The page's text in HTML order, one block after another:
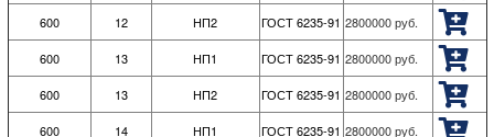
600 12 НП2 ГОСТ 6235-91 2800000руб.
600 13 НП1 ГОСТ 6235-91 2800000руб.
600 13 НП2 ГОСТ 6235-91 2800000руб.
600 14 НП1 ГОСТ 6235-91 2800000руб.